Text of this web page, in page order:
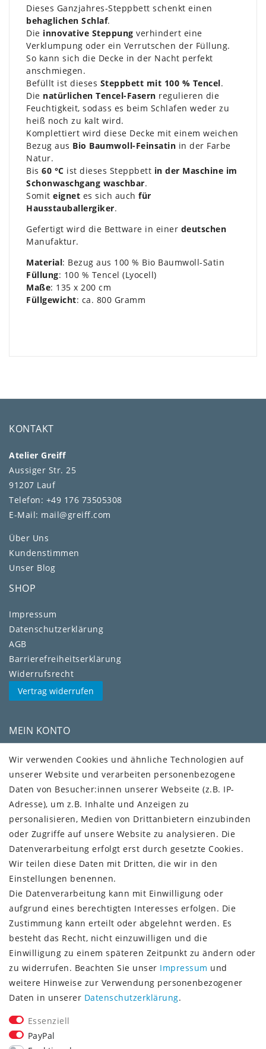
Dieses Ganzjahres-Steppbett schenkt einen
behaglichen Schlaf.
Die innovative Steppung verhindert eine
Verklumpung oder ein Verrutschen der Füllung.
So kann sich die Decke in der Nacht perfekt
anschmiegen.
Befüllt ist dieses Steppbett mit 100 % Tencel.
Die natürlichen Tencel-Fasern regulieren die
Feuchtigkeit, sodass es beim Schlafen weder zu
heiß noch zu kalt wird.
Komplettiert wird diese Decke mit einem weichen
Bezug aus Bio Baumwoll-Feinsatin in der Farbe
Natur.
Bis 60 °C ist dieses Steppbett in der Maschine im
Schonwaschgang waschbar.
Somit eignet es sich auch für
Hausstauballergiker.
Gefertigt wird die Bettware in einer deutschen
Manufaktur.
Material: Bezug aus 100 % Bio Baumwoll-Satin
Füllung: 100 % Tencel (Lyocell)
Maße: 135 x 200 cm
Füllgewicht: ca. 800 Gramm
KONTAKT
Atelier Greiff
Aussiger Str. 25
91207 Lauf
Telefon: +49 176 73505308
E-Mail: mail@greiff.com
Über Uns
Kundenstimmen
Unser Blog
SHOP
Impressum
Daten­schutz­erklärung
AGB
Barrierefreiheitserklärung
Widerrufs­recht
Vertrag widerrufen
MEIN KONTO
Kundenkonto
VERSAND + SERVICE
Versandinformationen
Rückgabeinformationen
Zahlungsinformationen
Vorkasse (3% Rabatt)
Paypal
Kauf auf Rechnung (Paypalservice)
Lastschrift (Paypalservice)
Kreditkarte (Paypalservice)
SOCIAL MEDIA
Wir verwenden Cookies und ähnliche Technologien auf
unserer Website und verarbeiten personenbezogene
Daten von Besucher:innen unserer Webseite (z.B. IP-
Adresse), um z.B. Inhalte und Anzeigen zu
personalisieren, Medien von Drittanbietern einzubinden
oder Zugriffe auf unsere Website zu analysieren. Die
Datenverarbeitung erfolgt erst durch gesetzte Cookies.
Wir teilen diese Daten mit Dritten, die wir in den
Einstellungen benennen.
Die Datenverarbeitung kann mit Einwilligung oder
aufgrund eines berechtigten Interesses erfolgen. Die
Zustimmung kann erteilt oder abgelehnt werden. Es
besteht das Recht, nicht einzuwilligen und die
Einwilligung zu einem späteren Zeitpunkt zu ändern oder
zu widerrufen. Beachten Sie unser Impressum und
weitere Hinweise zur Verwendung personenbezogener
Daten in unserer Daten­schutz­erklärung.
Essenziell
PayPal